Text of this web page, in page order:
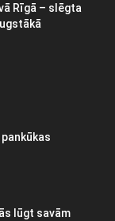
Rīgā – slēgta
lūgt savām